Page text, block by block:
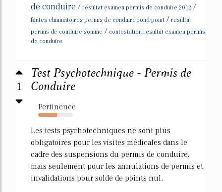
de conduire / resultat examen permis de conduire 2012 /
fautes eliminatoires permis de conduire rond point / resultat
permis de conduire somme / contestation resultat examen permis
de conduire
1
Test Psychotechnique - Permis de
Conduire
Pertinence
54%
Les tests psychotechniques ne sont plus
obligatoires pour les visites médicales dans le
cadre des suspensions du permis de conduire,
mais seulement pour les annulations de permis et
invalidations pour solde de points nul.